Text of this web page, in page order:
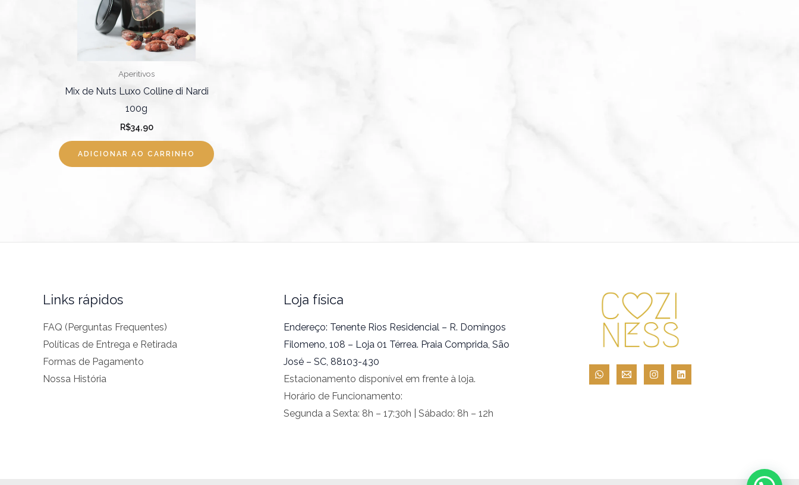
Aperitivos
Mix de Nuts Luxo Colline di Nardi
100g
R$34,90
ADICIONAR AO CARRINHO
Links rápidos
FAQ (Perguntas Frequentes)
Políticas de Entrega e Retirada
Formas de Pagamento
Nossa História
Loja física
Endereço: Tenente Rios Residencial – R. Domingos
Filomeno, 108 – Loja 01 Térrea. Praia Comprida, São
José – SC, 88103-430
Estacionamento disponível em frente à loja.
Horário de Funcionamento:
Segunda a Sexta: 8h – 17:30h | Sábado: 8h – 12h